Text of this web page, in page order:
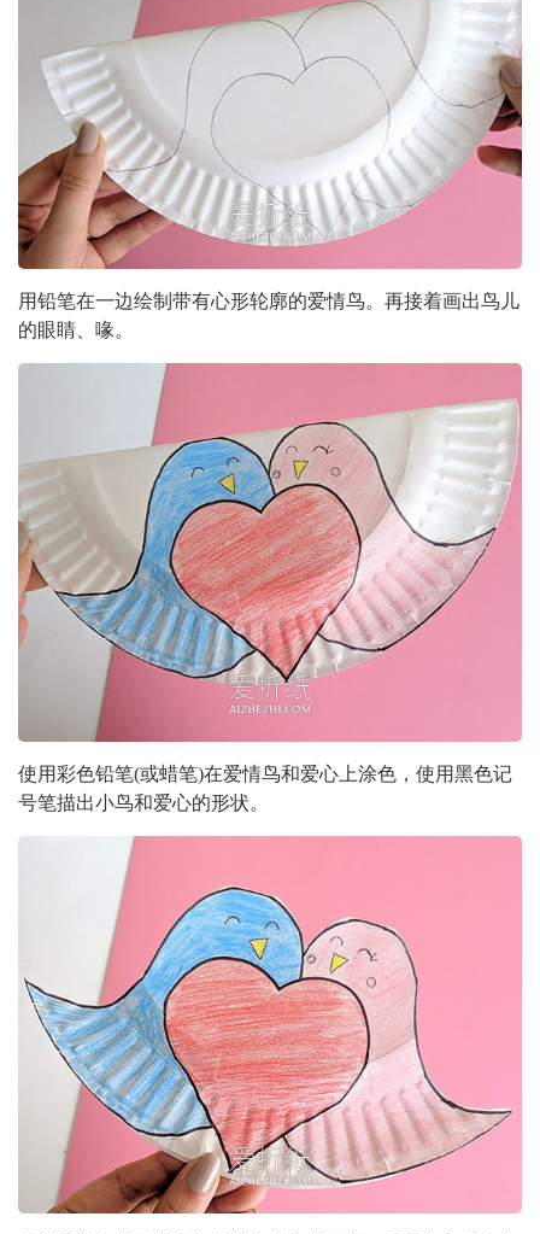
用铅笔在一边绘制带有心形轮廓的爱情鸟。再接着画出鸟儿
的眼睛、喙。
使用彩色铅笔(或蜡笔)在爱情鸟和爱心上涂色，使用黑色记
号笔描出小鸟和爱心的形状。